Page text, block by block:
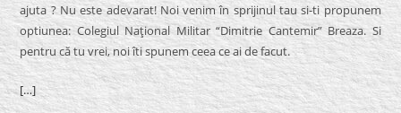
ajuta ? Nu este adevarat! Noi venim în sprijinul tau si-ti propunem
optiunea: Colegiul Naţional Militar “Dimitrie Cantemir” Breaza. Si
pentru că tu vrei, noi îti spunem ceea ce ai de facut.
[…]